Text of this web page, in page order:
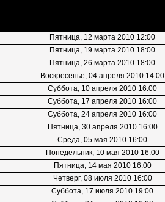
Пятница, 12 марта 2010 12:00
Пятница, 19 марта 2010 18:00
Пятница, 26 марта 2010 18:00
Воскресенье, 04 апреля 2010 14:00
Суббота, 10 апреля 2010 16:00
Суббота, 17 апреля 2010 16:00
Суббота, 24 апреля 2010 16:00
Пятница, 30 апреля 2010 16:00
Среда, 05 мая 2010 16:00
Понедельник, 10 мая 2010 16:00
Пятница, 14 мая 2010 16:00
Четверг, 08 июля 2010 16:00
Суббота, 17 июля 2010 19:00